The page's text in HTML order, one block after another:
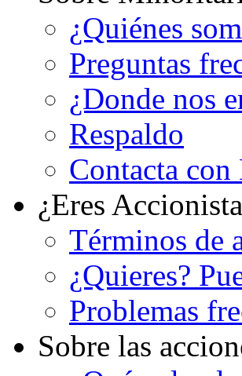
¿Quiénes
Preguntas
¿Donde nos
Respaldo
Contacta
¿Eres
Términos de
¿Quieres?
Problemas
Sobre las